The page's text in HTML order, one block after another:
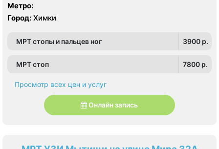
Метро:
Город: Химки
МРТ стопы и пальцев ног 3900 p.
МРТ стоп 7800 p.
Просмотр всех цен и услуг
Онлайн запись